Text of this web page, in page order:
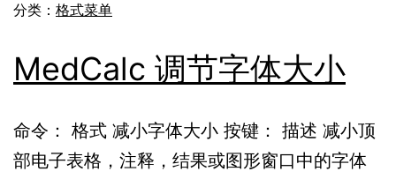
分类： 格式菜单
MedCalc 调节字体大小
命令： 格式 减小字体大小 按键： 描述 减小顶
部电子表格，注释，结果或图形窗口中的字体